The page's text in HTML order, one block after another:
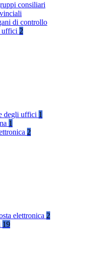
consiliari
di controllo
uffici 2
degli uffici 1
1
2
elettronica 2
19